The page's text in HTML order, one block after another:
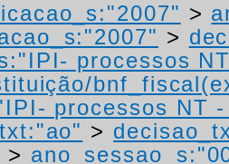
>
>
processos
processos NT
>
>